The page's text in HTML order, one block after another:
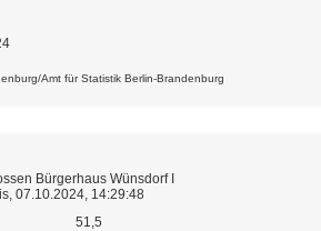
Amt für Statistik Berlin-Brandenburg
51,5
Bürgerhaus Wünsdorf I
07.10.2024, 14:29:48